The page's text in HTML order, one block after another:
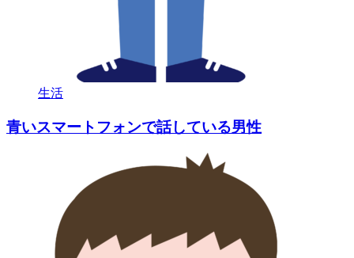
生活
青いスマートフォンで話している男性